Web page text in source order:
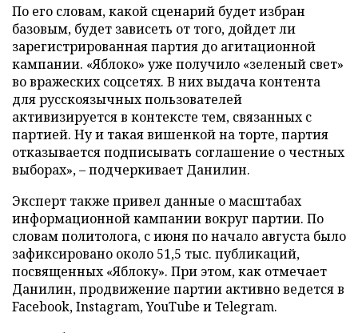
По его словам, какой сценарий будет избран
базовым, будет зависеть от того, дойдет ли
зарегистрированная партия до агитационной
кампании. «Яблоко» уже получило «зеленый свет»
во вражеских соцсетях. В них выдача контента
для русскоязычных пользователей
активизируется в контексте тем, связанных с
партией. Ну и такая вишенкой на торте, партия
отказывается подписывать соглашение о честных
выборах», – подчеркивает Данилин.
Эксперт также привел данные о масштабах
информационной кампании вокруг партии. По
словам политолога, с июня по начало августа было
зафиксировано около 51,5 тыс. публикаций,
посвященных «Яблоку». При этом, как отмечает
Данилин, продвижение партии активно ведется в
Facebook, Instagram, YouTube и Telegram.